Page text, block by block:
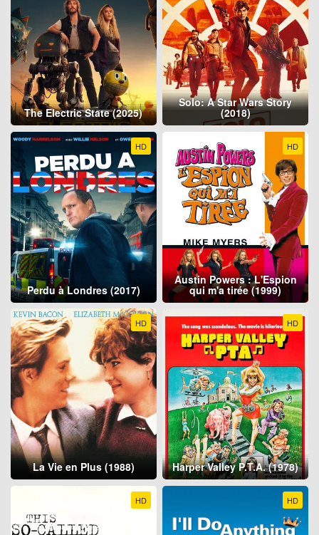
The Electric State (2025)
Solo: A Star Wars Story
(2018)
HD
Perdu à Londres (2017)
HD
Austin Powers : L'Espion
qui m'a tirée (1999)
HD
La Vie en Plus (1988)
HD
Harper Valley P.T.A. (1978)
HD HD